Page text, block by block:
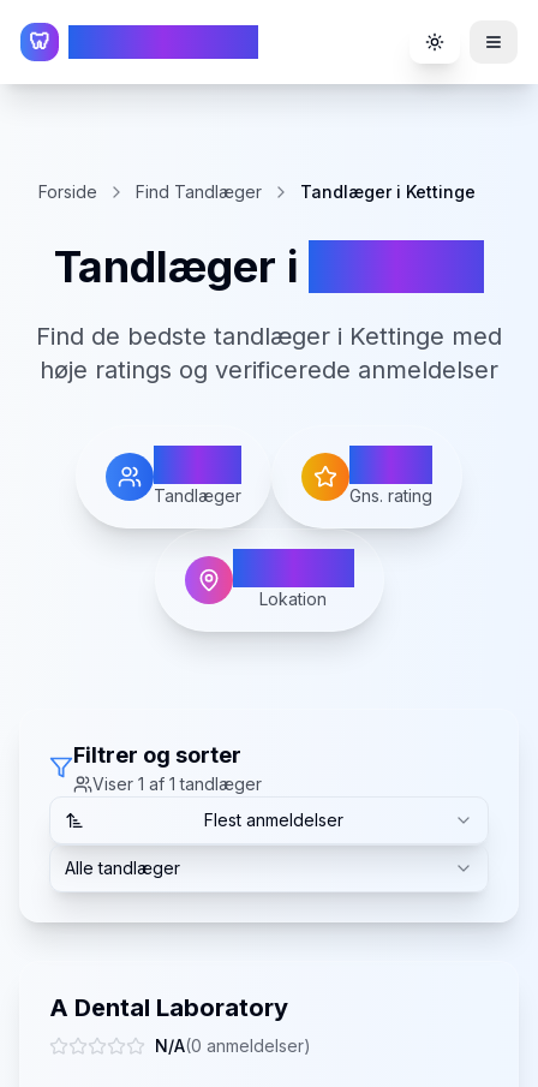
🦷 Toggle
Forside Find Tandlæger Tandlæger i Kettinge
Tandlæger i
Find de bedste tandlæger i Kettinge med
høje ratings og verificerede anmeldelser
Tandlæger Gns. rating
Kettinge
Lokation
Filtrer og sorter
Viser 1 af 1 tandlæger
Flest anmeldelser
Alle tandlæger
A Dental Laboratory
N/A(0 anmeldelser)